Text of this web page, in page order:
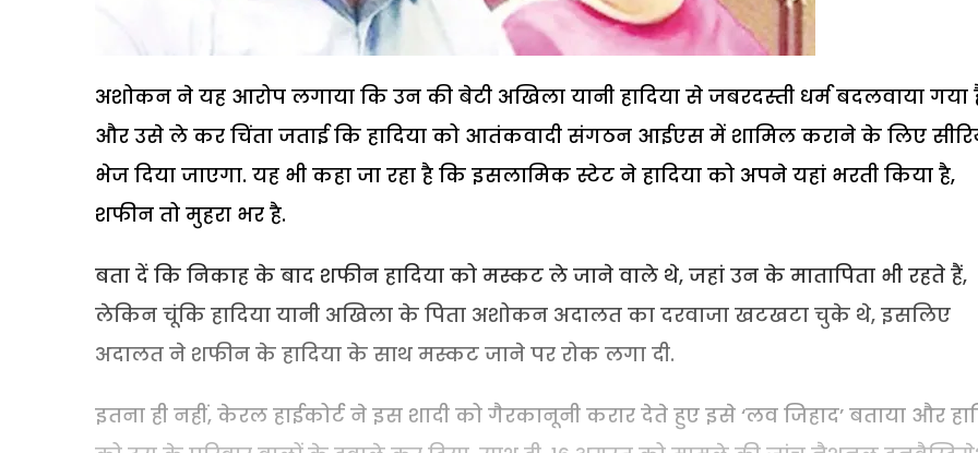
अशोकन ने यह आरोप लगाया कि उन की बेटी अखिला यानी हादिया से जबरदस्ती धर्म बदलवाया गया
और उसे ले कर चिंता जताई कि हादिया को आतंकवादी संगठन आईएस में शामिल कराने के लिए
भेज दिया जाएगा. यह भी कहा जा रहा है कि इसलामिक स्टेट ने हादिया को अपने यहां भरती किया है,
शफीन तो मुहरा भर है.
बता दें कि निकाह के बाद शफीन हादिया को मस्कट ले जाने वाले थे, जहां उन के मातापिता भी रहते हैं,
लेकिन चूंकि हादिया यानी अखिला के पिता अशोकन अदालत का दरवाजा खटखटा चुके थे, इसलिए
अदालत ने शफीन के हादिया के साथ मस्कट जाने पर रोक लगा दी.
इतना ही नहीं, केरल हाईकोर्ट ने इस शादी को गैरकानूनी करार देते हुए इसे ‘लव जिहाद’ बताया और